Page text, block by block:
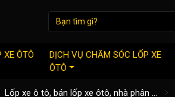
XE ÔTÔ
DỊCH VỤ CHĂM SÓC LỐP XE
ÔTÔ
Lốp xe ô tô, bán lốp xe ôtô, nhà phân ...